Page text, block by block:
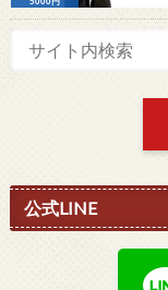
公式LINE